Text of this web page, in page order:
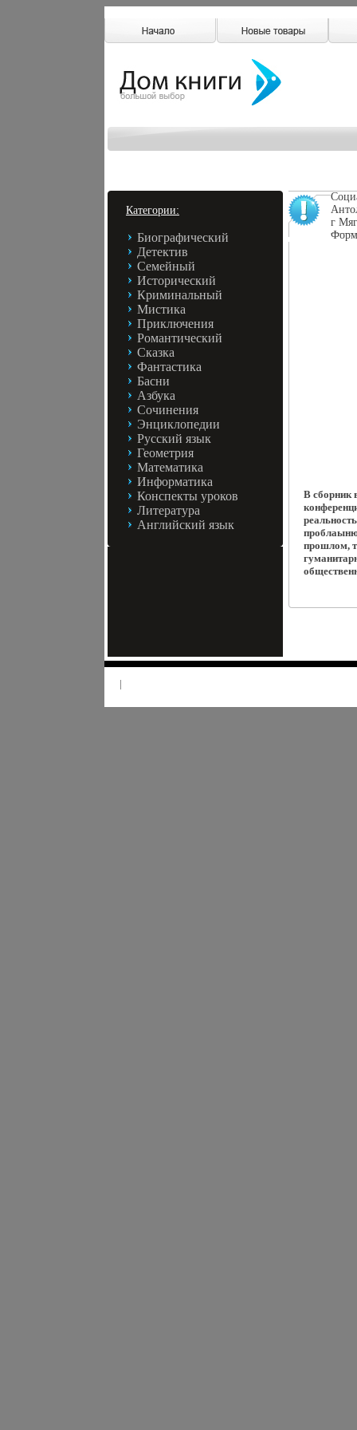
Категории:
Биографический
Детектив
Семейный
Исторический
Криминальный
Мистика
Приключения
Романтический
Сказка
Фантастика
Басни
Азбука
Сочинения
Энциклопедии
Русский язык
Геометрия
Математика
Информатика
Конспекты уроков
Литература
Английский язык
г
В сборник
прошлом,
|